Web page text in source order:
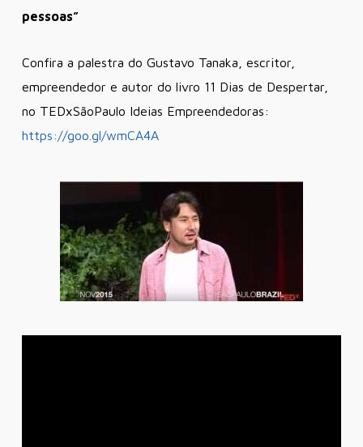
pessoas”
Confira a palestra do Gustavo Tanaka, escritor,
empreendedor e autor do livro 11 Dias de Despertar,
no TEDxSãoPaulo Ideias Empreendedoras:
https://goo.gl/wmCA4A